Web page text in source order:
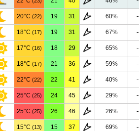
20°C (22) 19 31 60%
18°C (17) 19 31 67%
17°C (16) 18 29 65%
18°C (17) 21 36 59%
22°C (22) 22 41 40%
25°C (25) 24 45 29%
25°C (25) 26 46 26%
15°C (13) 15 37 69%